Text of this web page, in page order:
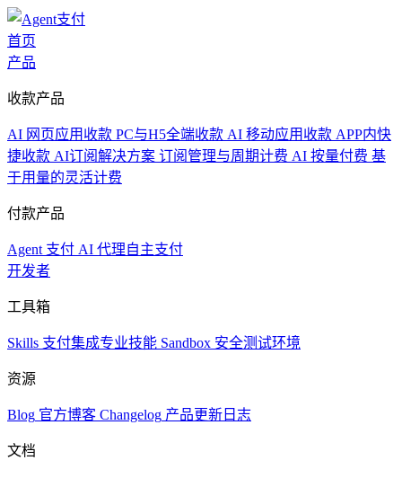
首页
产品
收款产品
AI 网页应用收款 PC与H5全端收款 AI 移动应用收款 APP内快
捷收款 AI订阅解决方案 订阅管理与周期计费 AI 按量付费 基
于用量的灵活计费
付款产品
Agent 支付 AI 代理自主支付
开发者
工具箱
Skills 支付集成专业技能 Sandbox 安全测试环境
资源
Blog 官方博客 Changelog 产品更新日志
文档